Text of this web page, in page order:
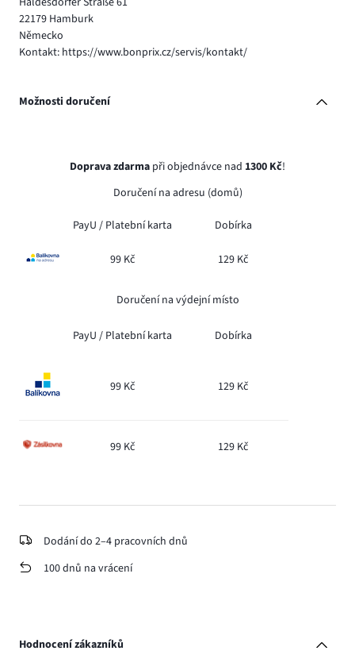
22179 Hamburk
Německo
Kontakt: https://www.bonprix.cz/servis/kontakt/
Možnosti doručení
Doprava zdarma při objednávce nad 1300 Kč!
Doručení na adresu (domů)
PayU / Platební karta Dobírka
99 Kč 129 Kč
Doručení na výdejní místo
PayU / Platební karta Dobírka
99 Kč 129 Kč
99 Kč 129 Kč
Dodání do 2–4 pracovních dnů
100 dnů na vrácení
Hodnocení zákazníků